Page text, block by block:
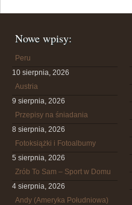
Nowe wpisy:
Peru
10 sierpnia, 2026
Austria
9 sierpnia, 2026
Przepisy na śniadania
8 sierpnia, 2026
Fotoksiążki i Fotoalbumy
5 sierpnia, 2026
Zrób To Sam – Sport w Domu
4 sierpnia, 2026
Andy (Ameryka Południowa)